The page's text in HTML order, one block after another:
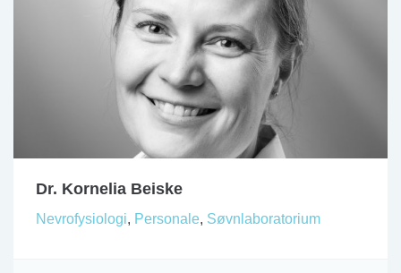
Dr. Kornelia Beiske
Nevrofysiologi, Personale, Søvnlaboratorium